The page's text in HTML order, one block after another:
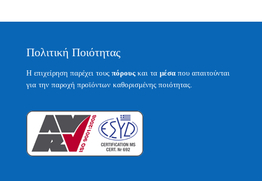
Πολιτική Ποιότητας
Η επιχείρηση παρέχει τους πόρουςκαι τα μέσαπου απαιτούνται
για την παροχή προϊόντων καθορισμένης ποιότητας.